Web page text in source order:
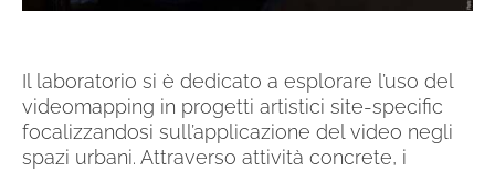
Il laboratorio si è dedicato a esplorare l’uso del
videomapping in progetti artistici site-specific
focalizzandosi sull’applicazione del video negli
spazi urbani. Attraverso attività concrete, i